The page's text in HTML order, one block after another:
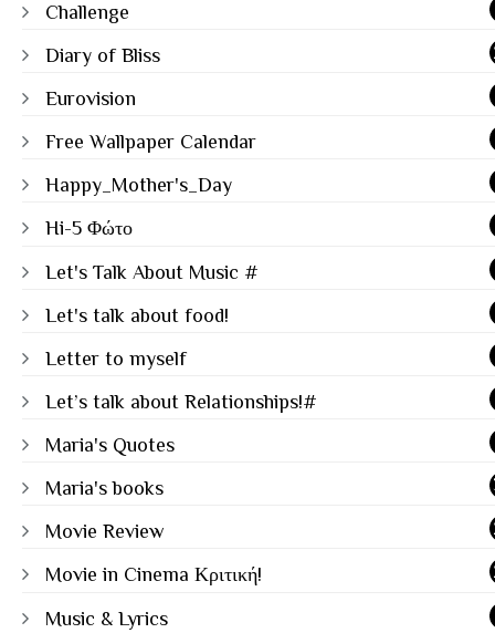
Challenge
Diary of Bliss
Eurovision
Free Wallpaper Calendar
Happy_Mother's_Day
Hi-5 Φώτο
Let's Talk About Music #
Let's talk about food!
Letter to myself
Let’s talk about Relationships!#
Maria's Quotes
Maria's books
Movie Review
Movie in Cinema Κριτική!
Music & Lyrics